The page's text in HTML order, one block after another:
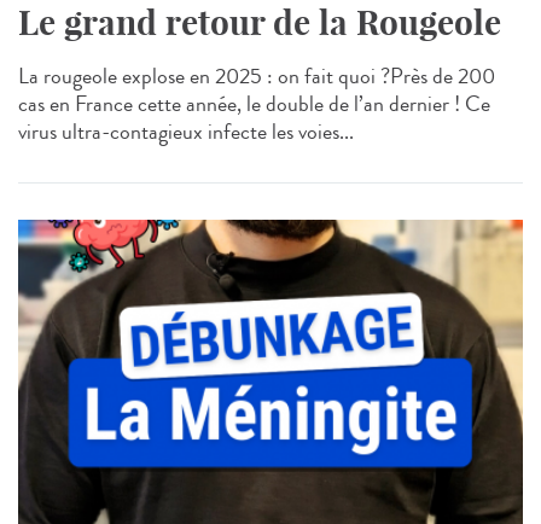
Le grand retour de la Rougeole
La rougeole explose en 2025 : on fait quoi ?Près de 200
cas en France cette année, le double de l’an dernier ! Ce
virus ultra-contagieux infecte les voies...